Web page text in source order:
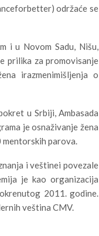
održaće se
i u Novom Sadu, Nišu,
prilika za promovisanje
irazmenimišljenja o
u Srbiji, Ambasada
je osnaživanje žena
mentorskih parova.
i veštinei povezale
je kao organizacija
2011. godine.
veština CMV.